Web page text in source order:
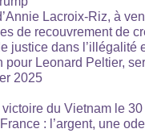
Lacroix-Riz, à
de recouvrement de
justice dans l’illégalité
pour Leonard Peltier,
2025
du Vietnam le
: l’argent, une